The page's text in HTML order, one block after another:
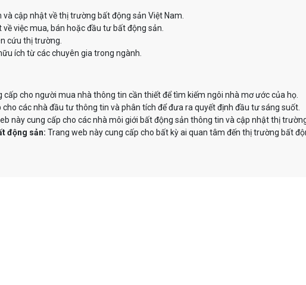
cập nhật về thị trường bất động sản Việt Nam.
việc mua, bán hoặc đầu tư bất động sản.
cứu thị trường.
ích từ các chuyên gia trong ngành.
cấp cho người mua nhà thông tin cần thiết để tìm kiếm ngôi nhà mơ ước của họ.
các nhà đầu tư thông tin và phân tích để đưa ra quyết định đầu tư sáng suốt.
này cung cấp cho các nhà môi giới bất động sản thông tin và cập nhật thị
động sản: Trang web này cung cấp cho bất kỳ ai quan tâm đến thị trường bất